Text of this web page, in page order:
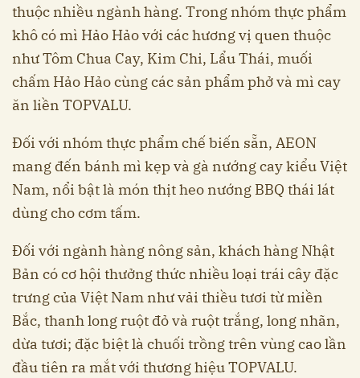
thuộc nhiều ngành hàng. Trong nhóm thực phẩm
khô có mì Hảo Hảo với các hương vị quen thuộc
như Tôm Chua Cay, Kim Chi, Lẩu Thái, muối
chấm Hảo Hảo cùng các sản phẩm phở và mì cay
ăn liền TOPVALU.
Đối với nhóm thực phẩm chế biến sẵn, AEON
mang đến bánh mì kẹp và gà nướng cay kiểu Việt
Nam, nổi bật là món thịt heo nướng BBQ thái lát
dùng cho cơm tấm.
Đối với ngành hàng nông sản, khách hàng Nhật
Bản có cơ hội thưởng thức nhiều loại trái cây đặc
trưng của Việt Nam như vải thiều tươi từ miền
Bắc, thanh long ruột đỏ và ruột trắng, long nhãn,
dừa tươi; đặc biệt là chuối trồng trên vùng cao lần
đầu tiên ra mắt với thương hiệu TOPVALU.